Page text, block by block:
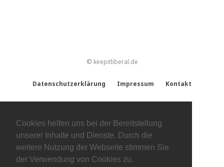
Cookies helfen uns bei der Bereitstellung
unserer Inhalte und Dienste. Durch die
weitere Nutzung der Webseite stimmen Sie
der Verwendung von Cookies zu.
© keepitliberal.de
Datenschutzerklärung Impressum Kontakt